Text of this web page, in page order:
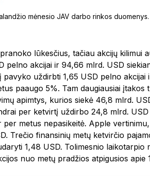
mėnesio JAV darbo rinkos duomenys.
lūkesčius, tačiau akcijų kilimui
pelno akcijai ir 94,66 mlrd. USD
uždirbti 1,65 USD pelno akcijai
paaugo 5%. Tam daugiausiai įtakos
apimtys, kurios siekė 46,8 mlrd.
per ketvirtį uždirbo 24,8 mlrd.
metus nepasikeitė. Apple
Trečio finansinių metų ketvirčio
1,48 USD. Tolimesnio laikotarpio
nuo metų pradžios atpigusios apie